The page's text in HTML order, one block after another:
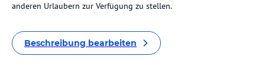
anderen Urlaubern zur Verfügung zu stellen.
Beschreibung bearbeiten